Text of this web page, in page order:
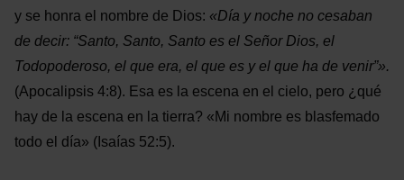
y se honra el nombre de Dios: «Día y noche no cesaban
de decir: “Santo, Santo, Santo es el Señor Dios, el
Todopoderoso, el que era, el que es y el que ha de venir”».
(Apocalipsis 4:8). Esa es la escena en el cielo, pero ¿qué
hay de la escena en la tierra? «Mi nombre es blasfemado
todo el día» (Isaías 52:5).